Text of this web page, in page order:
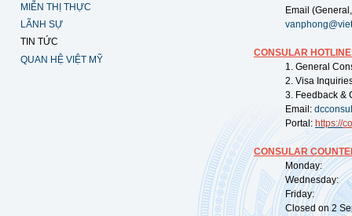
MIỄN THỊ THỰC
LÃNH SỰ
TIN TỨC
QUAN HỆ VIỆT MỸ
Email
CONSULAR
1. General
2. Visa
3. Feedback &
Email:
Portal: https://
CONSULAR
Monday:
Wednesday:
Friday:
Closed on 2